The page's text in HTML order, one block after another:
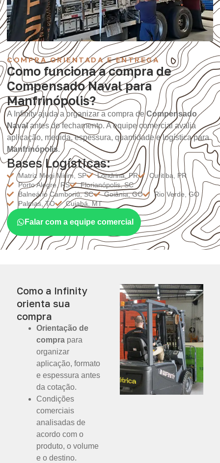
COMPRA ORIENTADA E ENTREGA
Como funciona a compra de
Compensado Naval para
Manfrinópolis?
A Infinity ajuda a organizar a compra deCompensado
Navalantes do fechamento. A equipe comercial avalia
aplicação, medida, espessura, quantidade e logística para
Manfrinópolis.
Bases Logísticas:
Matriz Mogi Mirim, SP Londrina, PR
Curitiba, PR
Porto Alegre, RS
Florianópolis, SC
Balneário Camboriú, SC
Goiânia, GO
Rio Verde, GO
Palmas, TO
Cuiabá, MT
Falar com a equipe comercial
Como a Infinity
orienta sua
compra
Orientação de
compra para
organizar
aplicação, formato
e espessura antes
da cotação.
Condições
comerciais
analisadas de
acordo com o
produto, o volume
e o destino.